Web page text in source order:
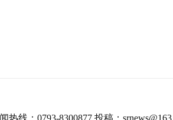
热线：0793-8300877 投稿：